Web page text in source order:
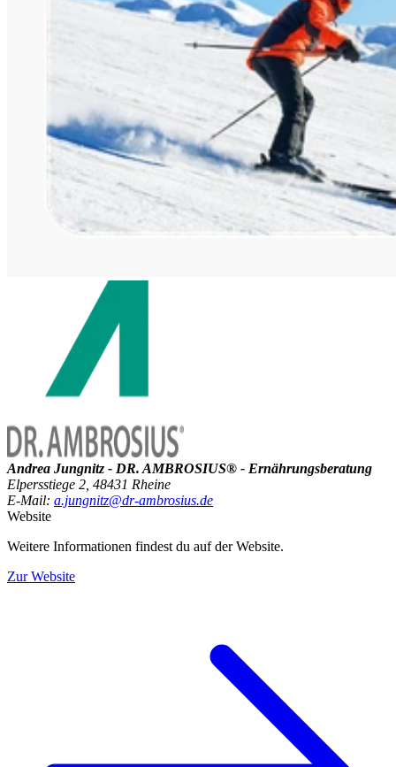
Andrea Jungnitz - DR. AMBROSIUS® - Ernährungsberatung
Elpersstiege 2, 48431 Rheine
E-Mail: a.jungnitz@dr-ambrosius.de
Website
Weitere Informationen findest du auf der Website.
Zur Website